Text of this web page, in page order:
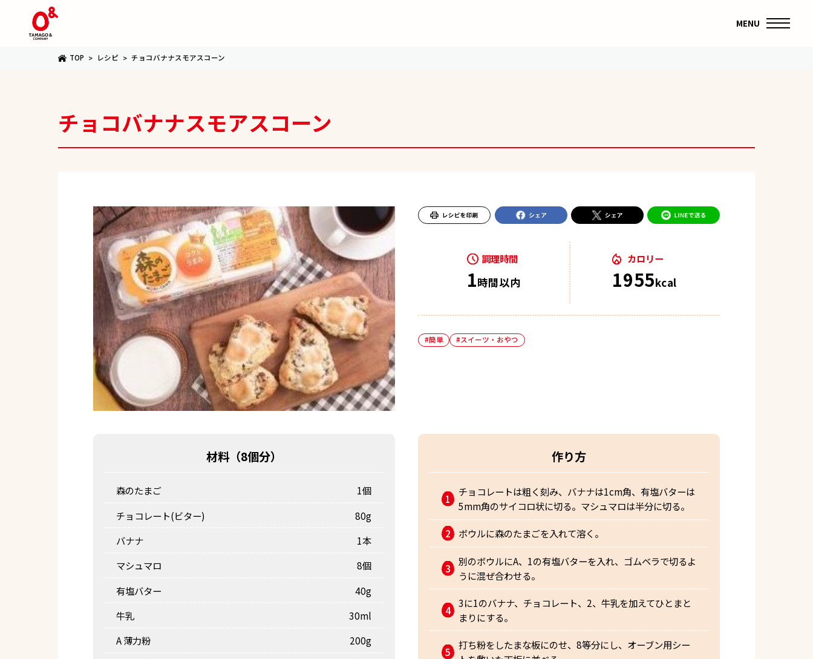
MENU
TOP レシピ チョコバナナスモアスコーン
チョコバナナスモアスコーン
調理時間
1時間以内
カロリー
1955kcal
#簡単 #スイーツ・おやつ
材料（8個分）
森のたまご
1個
チョコレート(ビター)
80g
バナナ
1本
マシュマロ
8個
有塩バター
40g
牛乳
30ml
A 薄力粉
200g
作り方
チョコレートは粗く刻み、バナナは1cm角、有塩バターは
5mm角のサイコロ状に切る。マシュマロは半分に切る。
ボウルに森のたまごを入れて溶く。
別のボウルにA、1の有塩バターを入れ、ゴムベラで切るよ
うに混ぜ合わせる。
3に1のバナナ、チョコレート、2、牛乳を加えてひとまと
まりにする。
打ち粉をしたまな板にのせ、8等分にし、オーブン用シー